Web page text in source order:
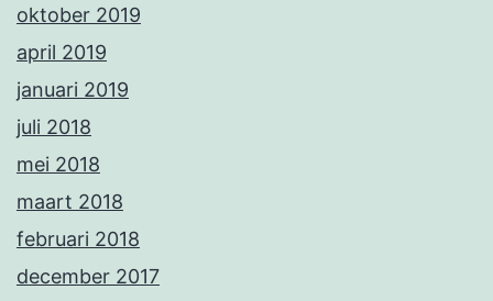
oktober 2019
april 2019
januari 2019
juli 2018
mei 2018
maart 2018
februari 2018
december 2017